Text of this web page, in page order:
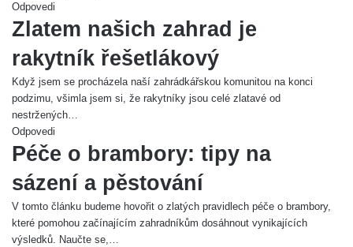
Odpovedi
Zlatem našich zahrad je
rakytník řešetlákový
Když jsem se procházela naší zahrádkářskou komunitou na konci
podzimu, všimla jsem si, že rakytníky jsou celé zlatavé od
nestržených…
Odpovedi
Péče o brambory: tipy na
sázení a pěstování
V tomto článku budeme hovořit o zlatých pravidlech péče o brambory,
které pomohou začínajícím zahradníkům dosáhnout vynikajících
výsledků. Naučte se,…